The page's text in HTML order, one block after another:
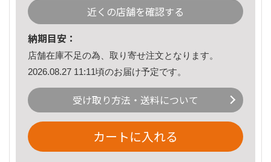
近くの店舗を確認する
納期目安：
店舗在庫不足の為、取り寄せ注文となります。
2026.08.27 11:11頃のお届け予定です。
受け取り方法・送料について
カートに入れる